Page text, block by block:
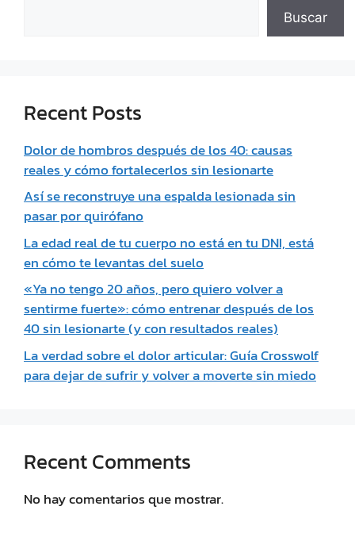
Buscar
Recent Posts
Dolor de hombros después de los 40: causas
reales y cómo fortalecerlos sin lesionarte
Así se reconstruye una espalda lesionada sin
pasar por quirófano
La edad real de tu cuerpo no está en tu DNI, está
en cómo te levantas del suelo
«Ya no tengo 20 años, pero quiero volver a
sentirme fuerte»: cómo entrenar después de los
40 sin lesionarte (y con resultados reales)
La verdad sobre el dolor articular: Guía Crosswolf
para dejar de sufrir y volver a moverte sin miedo
Recent Comments
No hay comentarios que mostrar.